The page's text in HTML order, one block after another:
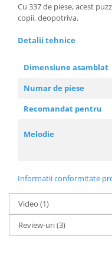
Cu 337 de piese, acest
copii, deopotriva.
Detalii tehnice
Dimensiune asamblat
Numar de piese
Recomandat pentru
Melodie
Informatii conformitate
Video (1)
Review-uri(3)